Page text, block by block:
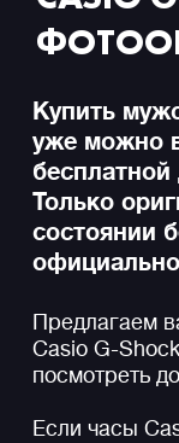
Купить
уже можно
Только
состоянии
Предлагаем
Casio G-
посмотреть
Если часы